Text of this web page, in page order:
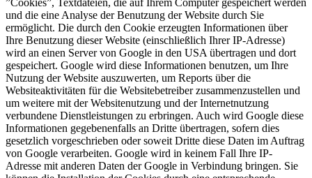
”Cookies”, Textdateien, die auf Ihrem Computer gespeichert werden
und die eine Analyse der Benutzung der Website durch Sie
ermöglicht. Die durch den Cookie erzeugten Informationen über
Ihre Benutzung dieser Website (einschließlich Ihrer IP-Adresse)
wird an einen Server von Google in den USA übertragen und dort
gespeichert. Google wird diese Informationen benutzen, um Ihre
Nutzung der Website auszuwerten, um Reports über die
Websiteaktivitäten für die Websitebetreiber zusammenzustellen und
um weitere mit der Websitenutzung und der Internetnutzung
verbundene Dienstleistungen zu erbringen. Auch wird Google diese
Informationen gegebenenfalls an Dritte übertragen, sofern dies
gesetzlich vorgeschrieben oder soweit Dritte diese Daten im Auftrag
von Google verarbeiten. Google wird in keinem Fall Ihre IP-
Adresse mit anderen Daten der Google in Verbindung bringen. Sie